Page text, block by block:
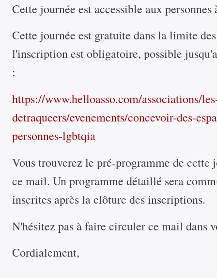
Cette journée est accessible aux
Cette journée est gratuite dans la limite
l'inscription est obligatoire, possible
:
https://www.helloasso.com/associations/
detraqueers/evenements/concevoir-des-
personnes-lgbtqia
Vous trouverez le pré-programme de cette
ce mail. Un programme détaillé sera
inscrites après la clôture des inscriptions.
N'hésitez pas à faire circuler ce mail dans
Cordialement,